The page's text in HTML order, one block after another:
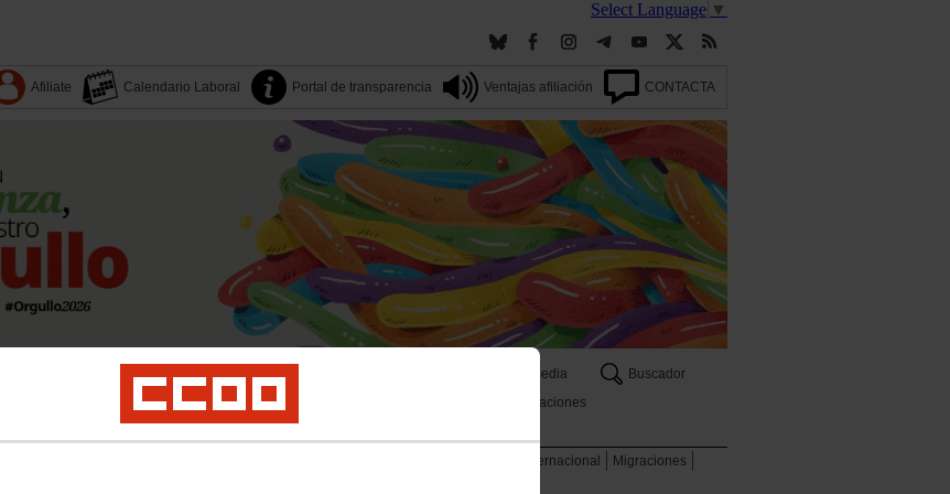
Select Language ▼
Afiliate Calendario Laboral Portal de transparencia Ventajas afiliación CONTACTA
Dónde estamos Multimedia
Buscador
Quiénes somos
Publicaciones
Internacional
Migraciones